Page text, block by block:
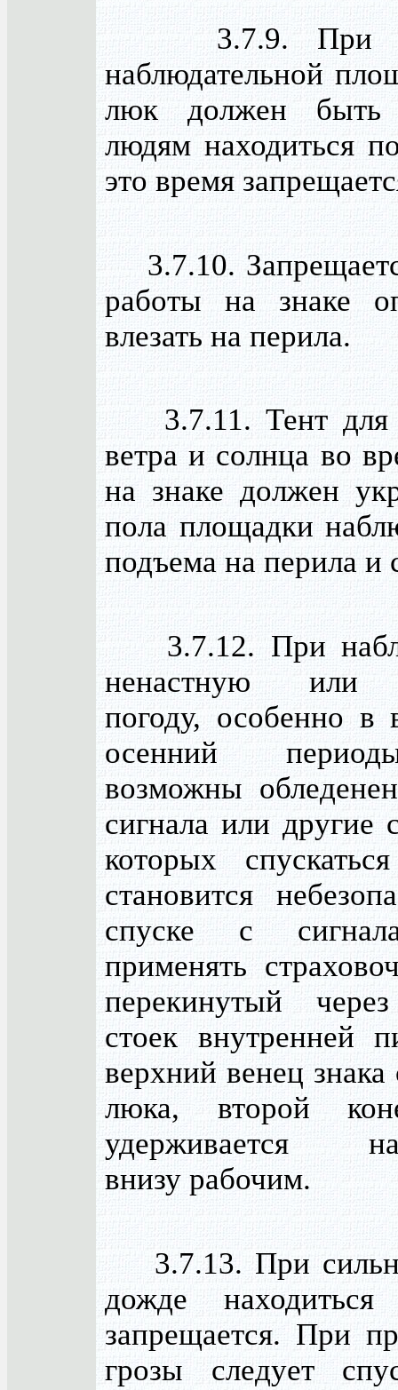
3.7.9. При
наблюдательной
люк должен быть
людям находиться
это время
3.7.10.
работы на знаке
влезать на перила.
3.7.11. Тент для
ветра и солнца во
на знаке должен
пола площадки
подъема на перила и
3.7.12. При
ненастную или
погоду, особенно в
осенний
возможны
сигнала или другие
которых
становится
спуске с
применять
перекинутый
стоек внутренней
верхний венец
люка, второй
удерживается
внизу рабочим.
3.7.13. При
дожде
запрещается. При
грозы следует